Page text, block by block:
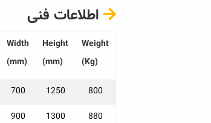
اطلاعات فنی
Width
(mm)
Height
(mm)
Weight
(Kg)
700 1250
800
900 1300 880